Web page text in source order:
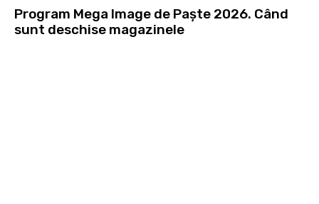
Program Mega Image de Paște 2026. Când
sunt deschise magazinele